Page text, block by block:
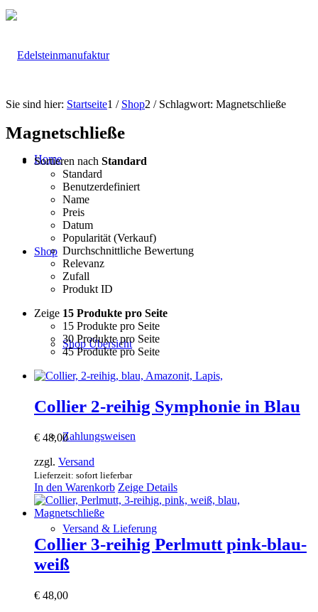
Home
Shop
Shop Übersicht
Zahlungsweisen
Versand & Lieferung
Sie sind hier: Startseite1 / Shop2 / Schlagwort: Magnetschließe
Magnetschließe
Sortieren nach Standard
Standard
Benutzerdefiniert
Name
Preis
Datum
Popularität (Verkauf)
Durchschnittliche Bewertung
Relevanz
Zufall
Produkt ID
Zeige 15 Produkte pro Seite
15 Produkte pro Seite
30 Produkte pro Seite
45 Produkte pro Seite
Collier 2-reihig Symphonie in Blau
€ 48,00
zzgl. Versand
Lieferzeit: sofort lieferbar
In den Warenkorb Zeige Details
Collier 3-reihig Perlmutt pink-blau-
weiß
€ 48,00